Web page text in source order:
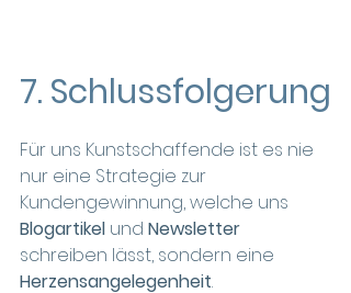
7. Schlussfolgerung
Für uns Kunstschaffende ist es nie
nur eine Strategie zur
Kundengewinnung, welche uns
Blogartikel und Newsletter
schreiben lässt, sondern eine
Herzensangelegenheit.